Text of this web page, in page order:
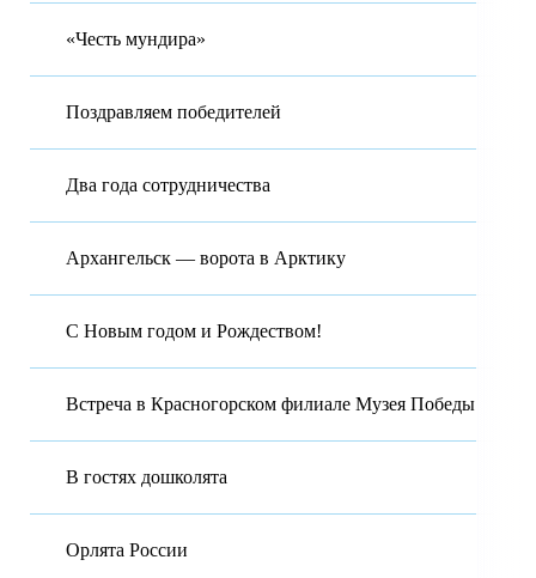
«Честь мундира»
Поздравляем победителей
Два года сотрудничества
Архангельск — ворота в Арктику
С Новым годом и Рождеством!
Встреча в Красногорском филиале Музея Победы
В гостях дошколята
Орлята России